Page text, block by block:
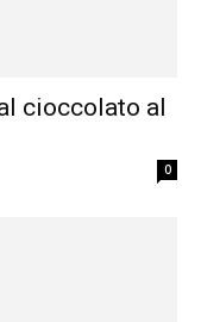
cioccolato al
0